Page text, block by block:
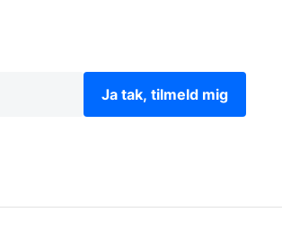
Ja tak, tilmeld mig